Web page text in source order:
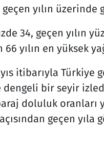
yılın üzerinde
34, geçen yılın
yılın en yüksek
itibarıyla Türkiye
bir seyir
doluluk oranları
geçen